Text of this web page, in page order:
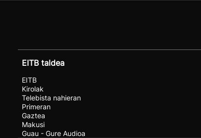
EITB taldea
EITB
Kirolak
Telebista nahieran
Primeran
Gaztea
Makusi
Guau - Gure Audioa